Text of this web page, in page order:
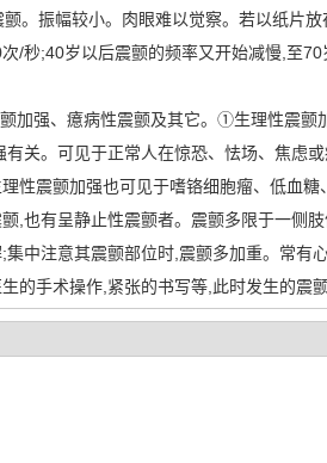
。振幅较小。肉眼难以觉察。若以纸片
/秒;40岁以后震颤的频率又开始减慢,至
加强、癔病性震颤及其它。①生理性震
关。可见于正常人在惊恐、怯场、焦虑
性震颤加强也可见于嗜铬细胞瘤、低血
,也有呈静止性震颤者。震颤多限于一侧
中注意其震颤部位时,震颤多加重。常
的手术操作,紧张的书写等,此时发生的震